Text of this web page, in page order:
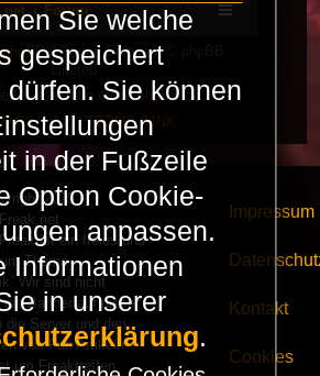
Forum
phpBB® Forum Software © phpBB
Limited
Übersetzung durchphpBB.de
| TERMS_LINK
2025 -
ist ein freies und
Thema
Wir sind nicht
Banner auf dieser
die Server und den
von Fan Artikeln
um Freaktreffen
Impressum
Kontakt
Cookies
Sie welche
gespeichert
dürfen. Sie können
in der Fußzeile
Option Cookie-
anpassen.
Informationen
in unserer
.